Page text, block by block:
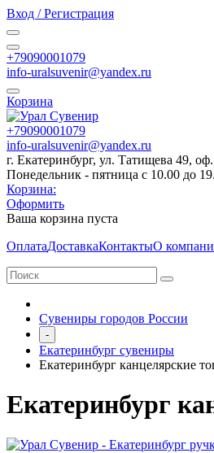
Вход / Регистрация
+79090001079
info-uralsuvenir@yandex.ru
Корзина
+79090001079
info-uralsuvenir@yandex.ru
г. Екатеринбург, ул. Татищева 49,
Понедельник - пятница с 10.00 до
Корзина:
Оформить
Ваша корзина пуста
ОплатаДоставкаКонтактыО
Сувениры городов России
-
Екатеринбург сувениры
Екатеринбург канцелярские
Екатеринбург